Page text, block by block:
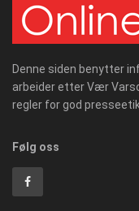
Denne siden benytter
arbeider etter Vær
regler for god
Følg oss